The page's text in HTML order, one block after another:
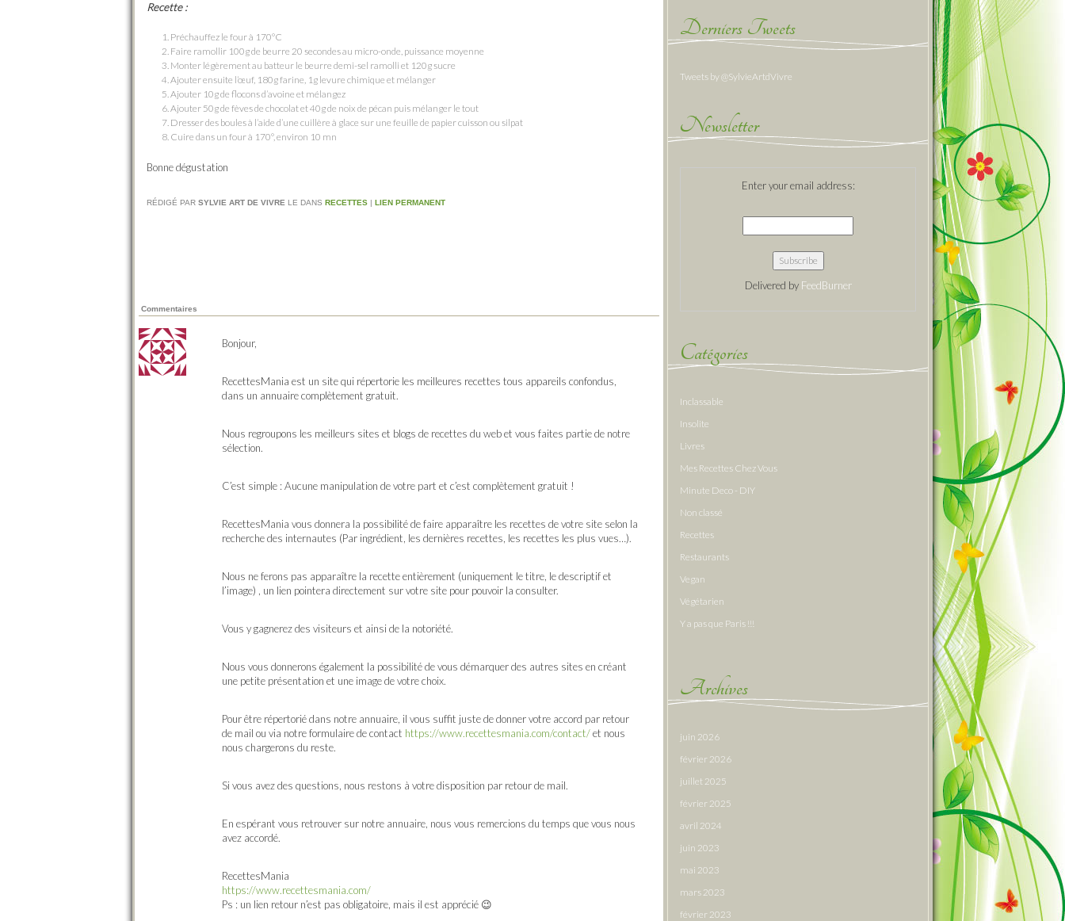
Recette :
Préchauffez le four à 170°C
Faire ramollir 100g de beurre 20 secondes au micro-onde, puissance moyenne
Monter légèrement au batteur le beurre demi-sel ramolli et 120g sucre
Ajouter ensuite l’œuf, 180g farine, 1g levure chimique et mélanger
Ajouter 10g de flocons d’avoine et mélangez
Ajouter 50g de fèves de chocolat et 40g de noix de pécan puis mélanger le tout
Dresser des boules à l’aide d’une cuillère à glace sur une feuille de papier cuisson ou silpat
Cuire dans un four à 170°, environ 10 mn
Bonne dégustation
RÉDIGÉ PAR SYLVIE ART DE VIVRE LE DANS RECETTES | LIEN PERMANENT
Commentaires
Bonjour,
RecettesMania est un site qui répertorie les meilleures recettes tous appareils confondus,
dans un annuaire complètement gratuit.
Nous regroupons les meilleurs sites et blogs de recettes du web et vous faites partie de notre
sélection.
C’est simple : Aucune manipulation de votre part et c’est complètement gratuit !
RecettesMania vous donnera la possibilité de faire apparaître les recettes de votre site selon la
recherche des internautes (Par ingrédient, les dernières recettes, les recettes les plus vues…).
Nous ne ferons pas apparaître la recette entièrement (uniquement le titre, le descriptif et
l’image) , un lien pointera directement sur votre site pour pouvoir la consulter.
Vous y gagnerez des visiteurs et ainsi de la notoriété.
Nous vous donnerons également la possibilité de vous démarquer des autres sites en créant
une petite présentation et une image de votre choix.
Pour être répertorié dans notre annuaire, il vous suffit juste de donner votre accord par retour
de mail ou via notre formulaire de contact https://www.recettesmania.com/contact/et nous
nous chargerons du reste.
Si vous avez des questions, nous restons à votre disposition par retour de mail.
En espérant vous retrouver sur notre annuaire, nous vous remercions du temps que vous nous
avez accordé.
RecettesMania
https://www.recettesmania.com/
Ps : un lien retour n’est pas obligatoire, mais il est apprécié 😉
Derniers Tweets
Tweets by @SylvieArtdVivre
Newsletter
Enter your email address:
Delivered by FeedBurner
Catégories
Inclassable
Insolite
Livres
Mes Recettes Chez Vous
Minute Deco - DIY
Non classé
Recettes
Restaurants
Vegan
Végétarien
Y a pas que Paris !!!
Archives
juin 2026
février 2026
juillet 2025
février 2025
avril 2024
juin 2023
mai 2023
mars 2023
février 2023